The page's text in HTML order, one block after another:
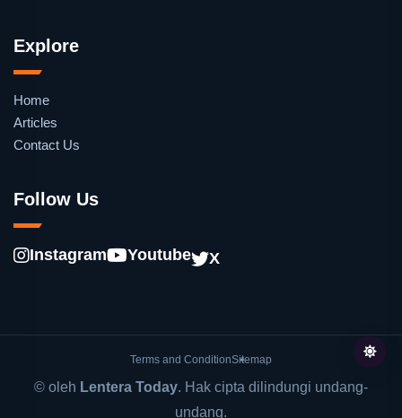
Explore
Home
Articles
Contact Us
Follow Us
Instagram Youtube X
Terms and ConditionSitemap
© oleh Lentera Today. Hak cipta dilindungi undang-
undang.